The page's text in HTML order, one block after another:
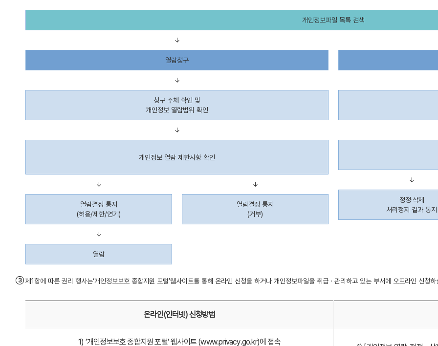
개인정보파일 목록 검색
↓
열람청구
↓
청구 주체 확인 및
개인정보 열람범위 확인
↓
개인정보 열람 제한사항 확인
↓
열람결정 통지
(허용/제한/연기)
↓
열람
↓
열람결정 통지
(거부)
↓
정정·삭제
처리정지 결과 통지
제1항에 따른 권리 행사는‘개인정보보호 종합지원 포털’웹사이트를 통해 온라인 신청을 하거나 개인정보파일을 취급ㆍ관리하고 있는 부서에 오프라인 신청
온라인(인터넷) 신청방법
1) ’개인정보보호 종합지원 포털’ 웹사이트 (www.privacy.go.kr)에 접속